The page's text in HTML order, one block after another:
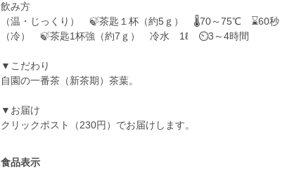
飲み方
（温・じっくり） 🍃茶匙１杯（約5ｇ） 🌡70～75℃ ⌛60秒
（冷） 🍃茶匙1杯強（約7ｇ） 冷水 1ℓ ⏲3～4時間
▼こだわり
自園の一番茶（新茶期）茶葉。
▼お届け
クリックポスト（230円）でお届けします。
食品表示